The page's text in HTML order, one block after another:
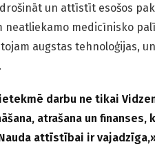
un attīstīt esošos
neatliekamo medicīnisko
augstas tehnoloģijas,
ietekmē darbu ne tikai
atrašana un finanses,
attīstībai ir